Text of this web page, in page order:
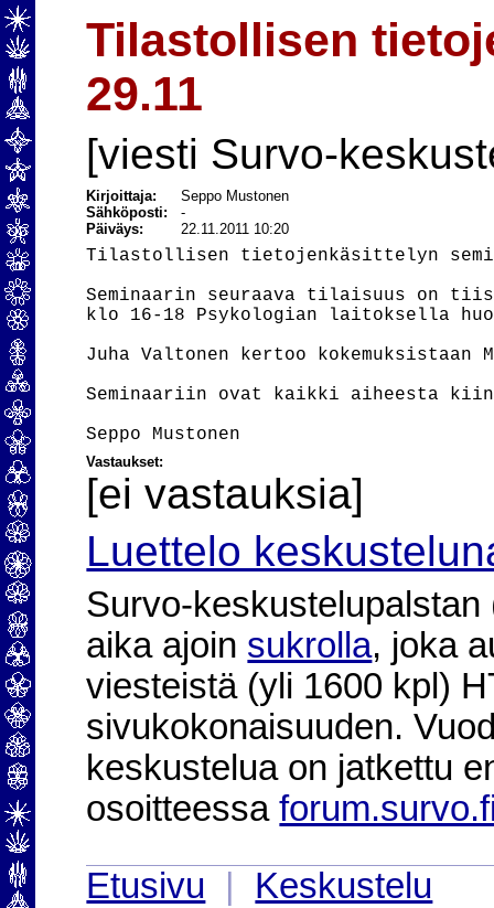
Tilastollisen
29.11
[viesti Survo-
Kirjoittaja:
Seppo Mustonen
Sähköposti:-
Päiväys:
22.11.2011 10:20
Tilastollisen tietojenkäsittelyn
Seminaarin seuraava tilaisuus on
klo 16-18 Psykologian laitoksella
Juha Valtonen kertoo kokemuksistaan
Seminaariin ovat kaikki aiheesta
Vastaukset:
[ei vastauksia]
Luettelo
Survo-
aika ajoin sukrolla, joka
viesteistä (yli 1600 kpl)
sivukokonaisuuden.
keskustelua on jatkettu
osoitteessa
Etusivu
Keskustelu